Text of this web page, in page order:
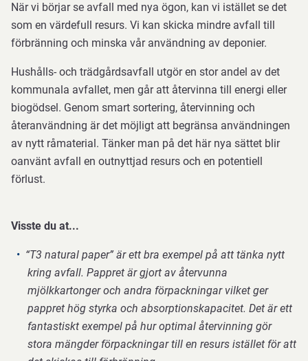
När vi börjar se avfall med nya ögon, kan vi istället se det
som en värdefull resurs. Vi kan skicka mindre avfall till
förbränning och minska vår användning av deponier.
Hushålls- och trädgårdsavfall utgör en stor andel av det
kommunala avfallet, men går att återvinna till energi eller
biogödsel. Genom smart sortering, återvinning och
återanvändning är det möjligt att begränsa användningen
av nytt råmaterial. Tänker man på det här nya sättet blir
oanvänt avfall en outnyttjad resurs och en potentiell
förlust.
Visste du at...
“T3 natural paper” är ett bra exempel på att tänka nytt
kring avfall. Pappret är gjort av återvunna
mjölkkartonger och andra förpackningar vilket ger
pappret hög styrka och absorptionskapacitet. Det är ett
fantastiskt exempel på hur optimal återvinning gör
stora mängder förpackningar till en resurs istället för att